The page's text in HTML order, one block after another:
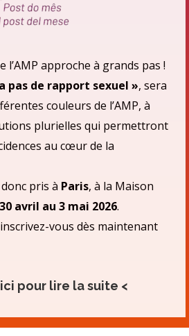
l’AMP approche à grands pas !
a pas de rapport sexuel », sera
couleurs de l’AMP, à
plurielles qui permettront
au cœur de la
pris à Paris, à la Maison
avril au 3 mai 2026.
inscrivez-vous dès maintenant
pour lire la suite <